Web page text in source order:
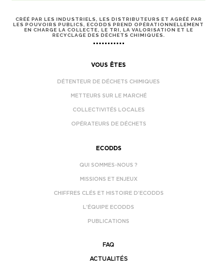
CRÉÉ PAR LES INDUSTRIELS, LES DISTRIBUTEURS ET AGRÉÉ PAR
LES POUVOIRS PUBLICS, ECODDS PREND OPÉRATIONNELLEMENT
EN CHARGE LA COLLECTE, LE TRI, LA VALORISATION ET LE
RECYCLAGE DES DÉCHETS CHIMIQUES.
VOUS ÊTES
DÉTENTEUR DE DÉCHETS CHIMIQUES
METTEURS SUR LE MARCHÉ
COLLECTIVITÉS LOCALES
OPÉRATEURS DE DÉCHETS
ECODDS
QUI SOMMES-NOUS ?
MISSIONS ET ENJEUX
CHIFFRES CLÉS ET HISTOIRE D’ECODDS
L’ÉQUIPE ECODDS
PUBLICATIONS
FAQ
ACTUALITÉS